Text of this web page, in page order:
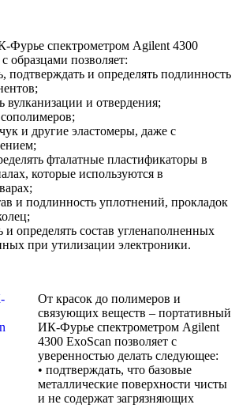
Фурье cпектрометром Agilent 4300
образцами позволяет:
подтверждать и определять подлинность
вулканизации и отвердения;
сополимеров;
и другие эластомеры, даже с
фталатные пластификаторы в
которые используются в
и подлинность уплотнений, прокладок
и определять состав угленаполненных
при утилизации электроники.
От красок до полимеров и
связующих веществ – портативный
ИК-Фурье cпектрометром Agilent
4300 ExoScan позволяет с
уверенностью делать следующее:
• подтверждать, что базовые
металлические поверхности чисты
и не содержат загрязняющих